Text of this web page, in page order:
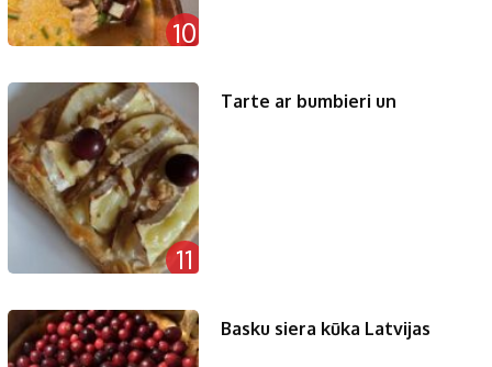
10
11
Tarte ar bumbieri un
Basku siera kūka Latvijas